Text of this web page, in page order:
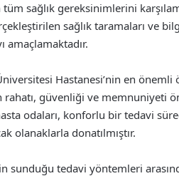
tüm sağlık gereksinimlerini
sağlık taramaları ve
amaçlamaktadır.
Hastanesi’nin en önemli
rahatı, güvenliği ve memnuniyeti
odaları, konforlu bir tedavi
olanaklarla donatılmıştır.
sunduğu tedavi yöntemleri